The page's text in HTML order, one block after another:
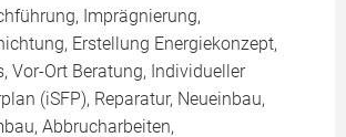
Imprägnierung,
Erstellung Energiekonzept,
Vor-Ort Beratung, Individueller
(iSFP), Reparatur, Neueinbau,
Abbrucharbeiten,